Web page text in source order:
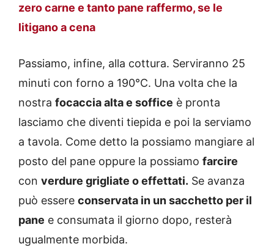
zero carne e tanto pane raffermo, se le
litigano a cena
Passiamo, infine, alla cottura. Serviranno 25
minuti con forno a 190°C. Una volta che la
nostra focaccia alta e soffice è pronta
lasciamo che diventi tiepida e poi la serviamo
a tavola. Come detto la possiamo mangiare al
posto del pane oppure la possiamo farcire
con verdure grigliate o effettati. Se avanza
può essere conservata in un sacchetto per il
pane e consumata il giorno dopo, resterà
ugualmente morbida.